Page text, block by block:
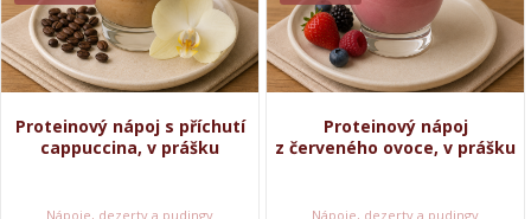
Proteinový nápoj s příchutí
cappuccina, v prášku
Nápoje, dezerty a pudingy
Proteinový nápoj
z červeného ovoce, v prášku
Nápoje, dezerty a pudingy